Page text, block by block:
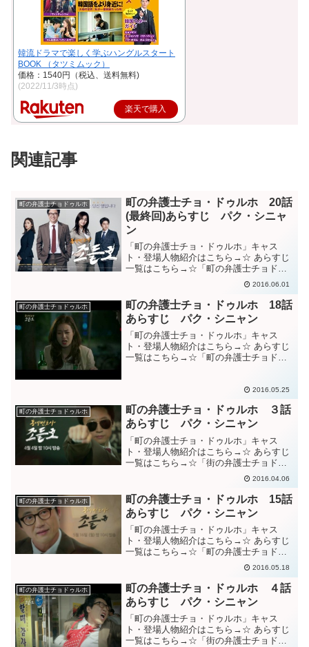
韓流ドラマで楽しく学ぶハングルスタート
BOOK （タツミムック）
価格：1540円（税込、送料無料)
(2022/11/3時点)
楽天で購入
関連記事
町の弁護士チョドゥルホ
町の弁護士チョ・ドゥルホ 20話
(最終回)あらすじ パク・シニャ
ン
「町の弁護士チョ・ドゥルホ」キャス
ト・登場人物紹介はこちら→☆ あらすじ
一覧はこちら→☆「町の弁護士チョドゥ
ルホ」20話(最終回)あらすじ”ヨンイルは
罪を認めて総長候補から降りるのが道理
だ”と集まった記者たちに話すドゥルホ。
息子の罪を明らか...
2016.06.01
町の弁護士チョドゥルホ
町の弁護士チョ・ドゥルホ 18話
あらすじ パク・シニャン
「町の弁護士チョ・ドゥルホ」キャス
ト・登場人物紹介はこちら→☆ あらすじ
一覧はこちら→☆「町の弁護士チョドゥ
って、ヨンイルが借名口座によって持っ
ていた300億を社会...
2016.05.25
町の弁護士チョドゥルホ
町の弁護士チョ・ドゥルホ ３話
あらすじ パク・シニャン
「町の弁護士チョ・ドゥルホ」キャス
ト・登場人物紹介はこちら→☆ あらすじ
一覧はこちら→☆「街の弁護士チョドゥ
ルホ」第３話予告動画「町の弁護士チョ
ドゥルホ」第３話あらすじ３年前、罪を
着ようとしたイルグを助けるために処理
した自分のせいで、罪を着...
2016.04.06
町の弁護士チョドゥルホ
町の弁護士チョ・ドゥルホ 15話
あらすじ パク・シニャン
「町の弁護士チョ・ドゥルホ」キャス
ト・登場人物紹介はこちら→☆ あらすじ
一覧はこちら→☆「町の弁護士チョドゥ
ルホ」15話予告動画「町の弁護士チョド
ゥルホ」15話あらすじドゥルホがチョン
会長を証人請求し、それを容認したヘギ
ョンに腹を立て、叱る...
2016.05.18
町の弁護士チョドゥルホ
町の弁護士チョ・ドゥルホ ４話
あらすじ パク・シニャン
「町の弁護士チョ・ドゥルホ」キャス
ト・登場人物紹介はこちら→☆ あらすじ
一覧はこちら→☆「街の弁護士チョドゥ